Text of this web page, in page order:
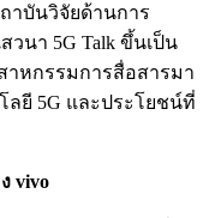
าบันวิจัยด้านการ
วนา 5G Talk ขึ้นเป็น
าหกรรมการสื่อสารมา
ยี 5G และประโยชน์ที่
vivo